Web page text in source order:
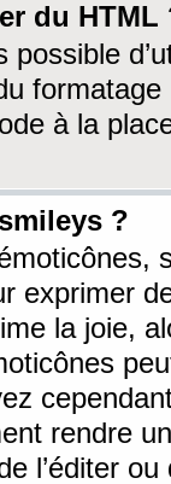
du HTML
possible
à la
?
exprimer
la joie,
rendre
l’éditer